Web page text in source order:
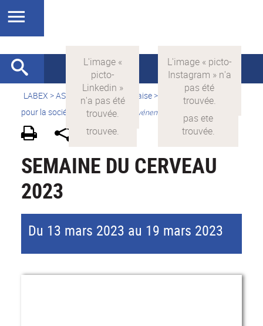
LABEX >ASLAN > Version française>
La science avec et
pour la société
Valorisation Evénements grand public
SEMAINE DU CERVEAU
2023
Du 13 mars 2023 au 19 mars 2023